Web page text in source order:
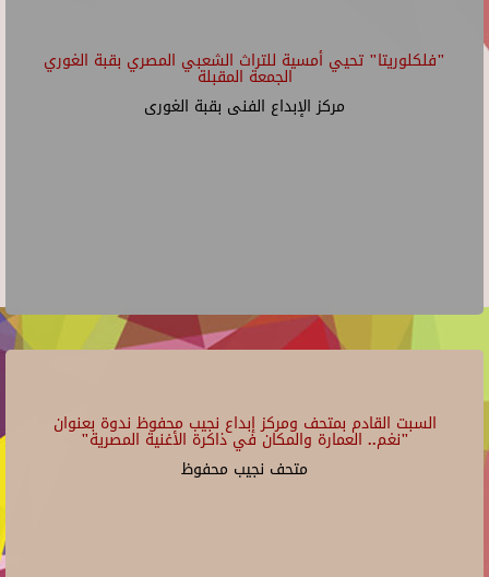
"فلكلوريتا" تحيي أمسية للتراث الشعبي المصري بقبة الغوري
الجمعة المقبلة
مركز الإبداع الفنى بقبة الغورى
السبت القادم بمتحف ومركز إبداع نجيب محفوظ ندوة بعنوان
"نغم.. العمارة والمكان في ذاكرة الأغنية المصرية"
متحف نجيب محفوظ